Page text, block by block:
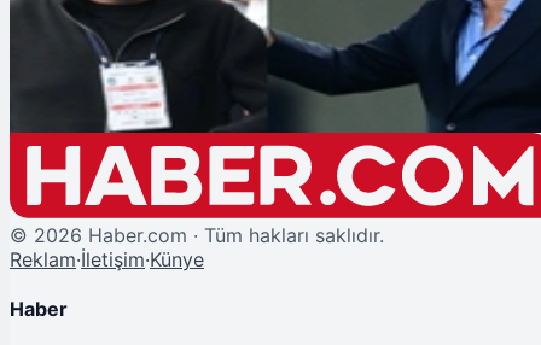
Acun Ilıcalı ve Fatih Terim'den Sürpriz Buluşma! İmparator Hull City'nin
Başına mı Geçiyor?
© 2026 Haber.com · Tüm hakları saklıdır.
Reklam·İletişim·Künye
Haber